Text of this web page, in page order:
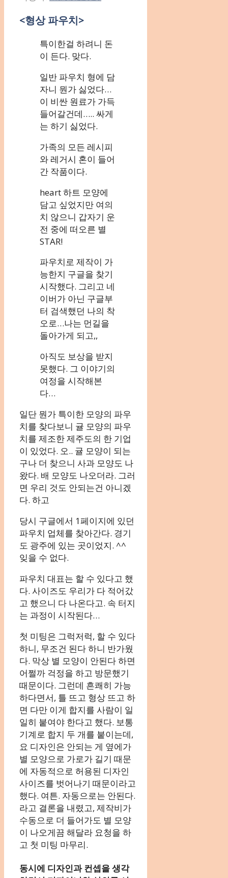
<형상 파우치>
특이한걸 하려니 돈
이 든다. 맞다.
일반 파우치 형에 담
자니 뭔가 싫었다…
이 비싼 원료가 가득
들어갈건데….. 싸게
는 하기 싫었다.
가족의 모든 레시피
와 레거시 혼이 들어
간 작품이다.
heart 하트 모양에
담고 싶었지만 여의
치 않으니 갑자기 운
전 중에 떠오른 별
STAR!
파우치로 제작이 가
능한지 구글을 찾기
시작했다. 그리고 네
이버가 아닌 구글부
터 검색했던 나의 착
오로…나는 먼길을
돌아가게 되고,,
아직도 보상을 받지
못했다. 그 이야기의
여정을 시작해본
다…
일단 뭔가 특이한 모양의 파우
치를 찾다보니 귤 모양의 파우
치를 제조한 제주도의 한 기업
이 있었다. 오.. 귤 모양이 되는
구나 더 찾으니 사과 모양도 나
왔다. 배 모양도 나오더라. 그러
면 우리 것도 안되는건 아니겠
다. 하고
당시 구글에서 1페이지에 있던
파우치 업체를 찾아간다. 경기
도 광주에 있는 곳이었지. ^^
잊을 수 없다.
파우치 대표는 할 수 있다고 했
다. 사이즈도 우리가 다 적어갔
고 했으니 다 나온다고. 속 터지
는 과정이 시작된다…
첫 미팅은 그럭저럭, 할 수 있다
하니, 무조건 된다 하니 반가웠
다. 막상 별 모양이 안된다 하면
어쩔까 걱정을 하고 방문했기
때문이다. 그런데 흔쾌히 가능
하다면서, 틀 뜨고 형상 뜨고 하
면 다만 이게 합지를 사람이 일
일히 붙여야 한다고 했다. 보통
기계로 합지 두 개를 붙이는데,
요 디자인은 안되는 게 옆에가
별 모양으로 가로가 길기 때문
에 자동적으로 허용된 디자인
사이즈를 벗어나기 때문이라고
했다. 여튼. 자동으로는 안된다.
라고 결론을 내렸고, 제작비가
수동으로 더 들어가도 별 모양
이 나오게끔 해달라 요청을 하
고 첫 미팅 마무리.
동시에 디자인과 컨셉을 생각